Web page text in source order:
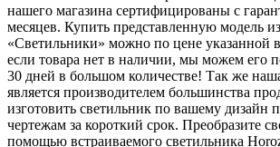
нашего магазина сертифицированы с
месяцев. Купить представленную модель
«Светильники» можно по цене указанной
если товара нет в наличии, мы можем его
30 дней в большом количестве! Так же
является производителем большинства
изготовить светильник по вашему дизайн
чертежам за короткий срок. Преобразите
помощью встраиваемого светильника